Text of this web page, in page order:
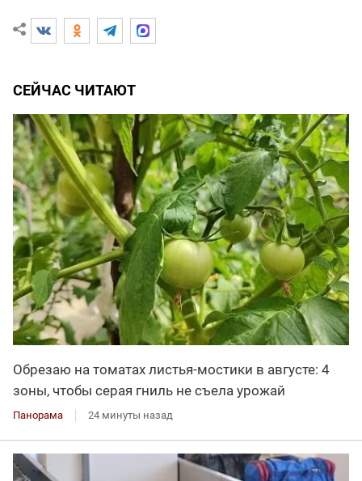
СЕЙЧАС ЧИТАЮТ
Обрезаю на томатах листья-мостики в августе: 4
зоны, чтобы серая гниль не съела урожай
Панорама 24 минуты назад